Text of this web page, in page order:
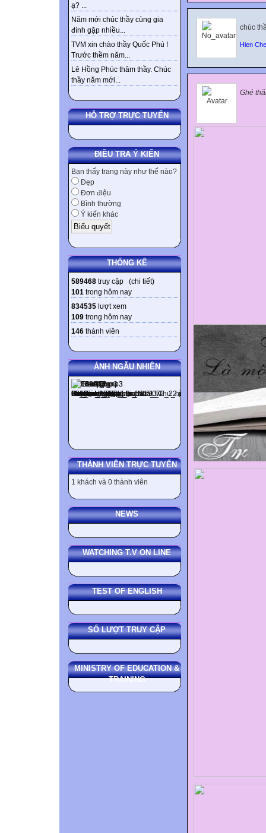
ạ? ...
Năm mới chúc thầy cùng gia
đình gặp nhiều...
TVM xin chào thầy Quốc Phú !
Trước thềm năm...
Lê Hồng Phúc thăm thầy. Chúc
thầy năm mới...
HỖ TRỢ TRỰC TUYẾN
ĐIỀU TRA Ý KIẾN
Bạn thấy trang này như thế nào?
Đẹp
Đơn điệu
Bình thường
Ý kiến khác
THỐNG KÊ
589468 truy cập (chi tiết)
101 trong hôm nay
834535 lượt xem
109 trong hôm nay
146 thành viên
ẢNH NGẪU NHIÊN
THÀNH VIÊN TRỰC TUYẾN
1 khách và 0 thành viên
NEWS
WATCHING T.V ON LINE
TEST OF ENGLISH
SỐ LƯỢT TRUY CẬP
MINISTRY OF EDUCATION &
TRAINING
chúc
Hien
Ghé th